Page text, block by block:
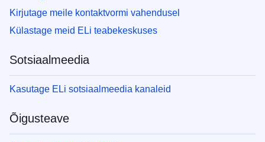
Kirjutage meile kontaktvormi vahendusel
Külastage meid ELi teabekeskuses
Sotsiaalmeedia
Kasutage ELi sotsiaalmeedia kanaleid
Õigusteave